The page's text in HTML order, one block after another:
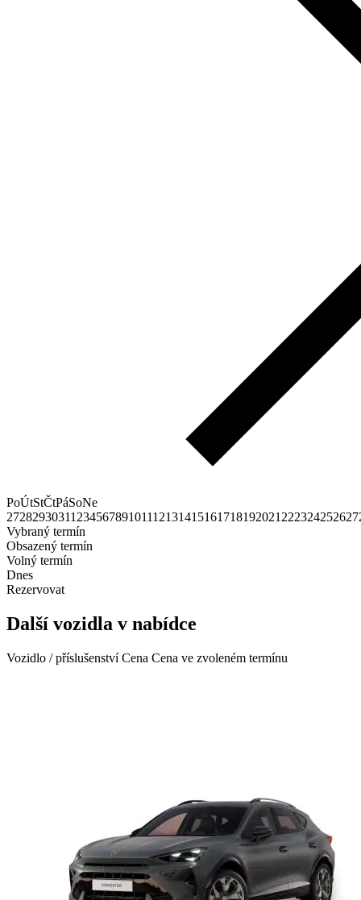
PoÚtStČtPáSoNe
2728293031123456789101112131415161718192021222324252627
Vybraný termín
Obsazený termín
Volný termín
Dnes
Rezervovat
Další vozidla v nabídce
Vozidlo / příslušenstvíCena Cena ve zvoleném termínu